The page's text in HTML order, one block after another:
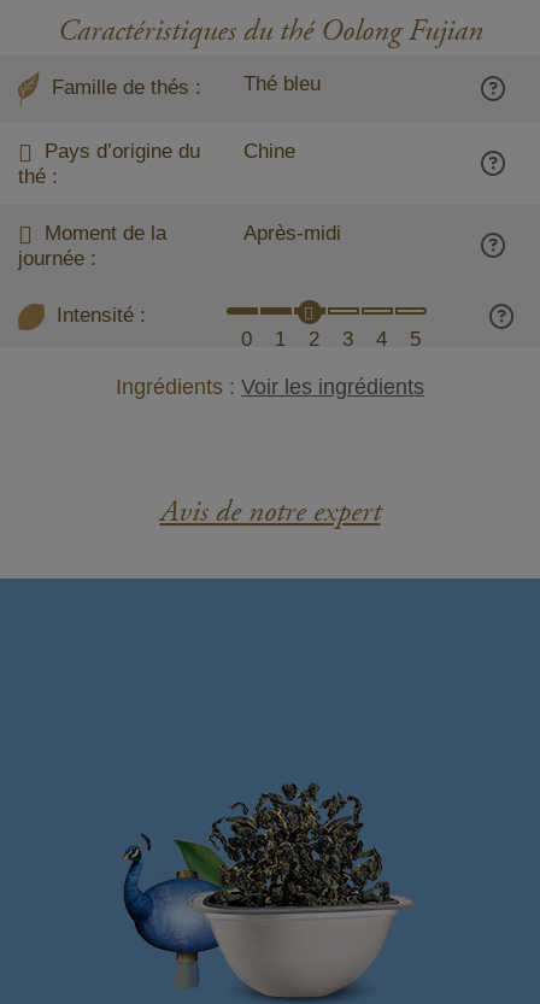
Caractéristiques du thé Oolong Fujian
Famille de thés : Thé bleu
Pays d’origine du
thé :
Chine
Moment de la
journée :
Après-midi
Intensité :
0
1 2 3 4 5
Ingrédients : Voir les ingrédients
Avis de notre expert